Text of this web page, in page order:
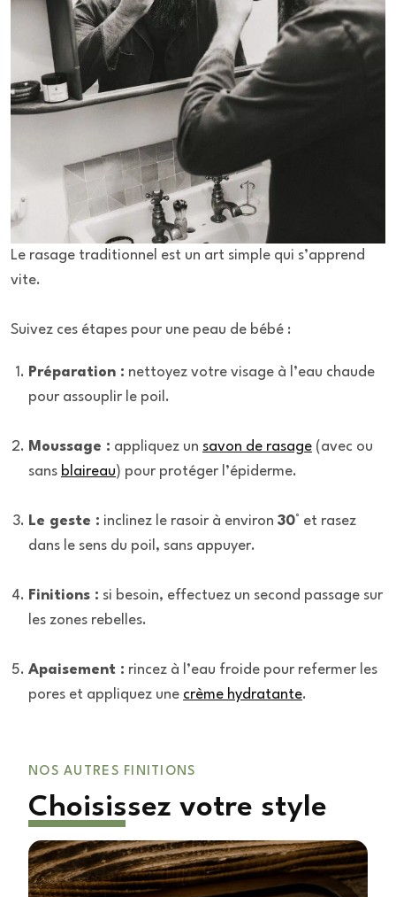
Le rasage traditionnel est un art simple qui s’apprend
vite.
Suivez ces étapes pour une peau de bébé :
Préparation : nettoyez votre visage à l’eau chaude
pour assouplir le poil.
Moussage : appliquez un savon de rasage (avec ou
sans blaireau) pour protéger l’épiderme.
Le geste : inclinez le rasoir à environ 30° et rasez
dans le sens du poil, sans appuyer.
Finitions : si besoin, effectuez un second passage sur
les zones rebelles.
Apaisement : rincez à l’eau froide pour refermer les
pores et appliquez une crème hydratante.
NOS AUTRES FINITIONS
Choisissez votre style